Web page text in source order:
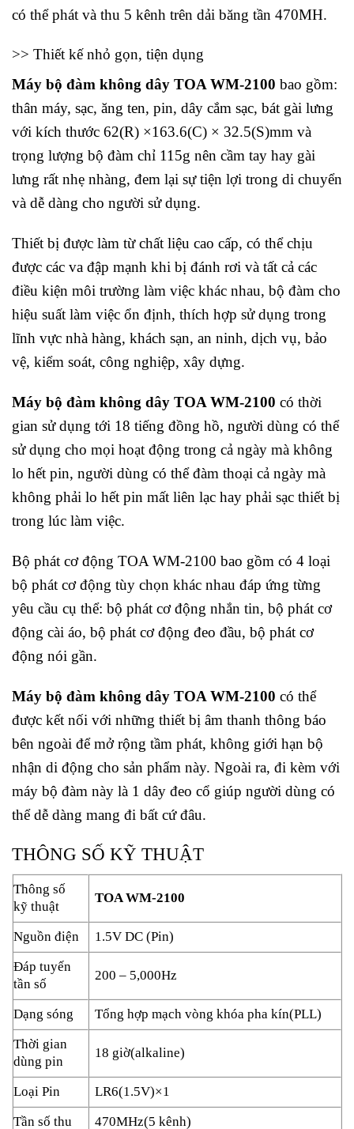
có thể phát và thu 5 kênh trên dải băng tần 470MH.
>> Thiết kế nhỏ gọn, tiện dụng
Máy bộ đàm không dây TOA WM-2100 bao gồm:
thân máy, sạc, ăng ten, pin, dây cắm sạc, bát gài lưng
với kích thước 62(R) ×163.6(C) × 32.5(S)mm và
trọng lượng bộ đàm chỉ 115g nên cầm tay hay gài
lưng rất nhẹ nhàng, đem lại sự tiện lợi trong di chuyển
và dễ dàng cho người sử dụng.
Thiết bị được làm từ chất liệu cao cấp, có thể chịu
được các va đập mạnh khi bị đánh rơi và tất cả các
điều kiện môi trường làm việc khác nhau, bộ đàm cho
hiệu suất làm việc ổn định, thích hợp sử dụng trong
lĩnh vực nhà hàng, khách sạn, an ninh, dịch vụ, bảo
vệ, kiểm soát, công nghiệp, xây dựng.
Máy bộ đàm không dây TOA WM-2100 có thời
gian sử dụng tới 18 tiếng đồng hồ, người dùng có thể
sử dụng cho mọi hoạt động trong cả ngày mà không
lo hết pin, người dùng có thể đàm thoại cả ngày mà
không phải lo hết pin mất liên lạc hay phải sạc thiết bị
trong lúc làm việc.
Bộ phát cơ động TOA WM-2100 bao gồm có 4 loại
bộ phát cơ động tùy chọn khác nhau đáp ứng từng
yêu cầu cụ thể: bộ phát cơ động nhắn tin, bộ phát cơ
động cài áo, bộ phát cơ động đeo đầu, bộ phát cơ
động nói gần.
Máy bộ đàm không dây TOA WM-2100 có thể
được kết nối với những thiết bị âm thanh thông báo
bên ngoài để mở rộng tầm phát, không giới hạn bộ
nhận di động cho sản phẩm này. Ngoài ra, đi kèm với
máy bộ đàm này là 1 dây đeo cổ giúp người dùng có
thể dễ dàng mang đi bất cứ đâu.
THÔNG SỐ KỸ THUẬT
Thông số
kỹ thuật
TOA WM-2100
Nguồn điện
1.5V DC (Pin)
Đáp tuyến
tần số
200 – 5,000Hz
Dạng sóng
Tổng hợp mạch vòng khóa pha kín(PLL)
Thời gian
dùng pin
18 giờ(alkaline)
Loại Pin
LR6(1.5V)×1
Tần số thu
470MHz(5 kênh)